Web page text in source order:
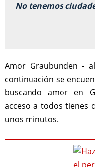
No tenemos
Amor Graubunden -
continuación se
buscando amor en
acceso a todos tienes
unos minutos.